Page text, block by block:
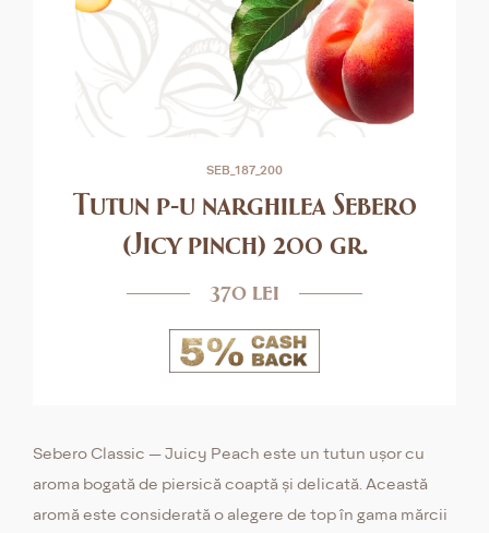
SEB_187_200
Tutun p-u narghilea Sebero
(Jicy pinch) 200 gr.
370 lei
Sebero Classic — Juicy Peach este un tutun ușor cu
aroma bogată de piersică coaptă și delicată. Această
aromă este considerată o alegere de top în gama mărcii